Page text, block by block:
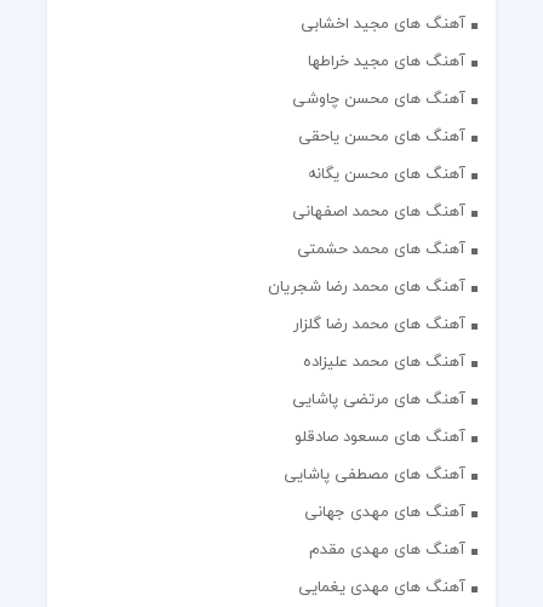
آهنگ های مجید اخشابی
آهنگ های مجید خراطها
آهنگ های محسن چاوشی
آهنگ های محسن یاحقی
آهنگ های محسن یگانه
آهنگ های محمد اصفهانی
آهنگ های محمد حشمتی
آهنگ های محمد رضا شجریان
آهنگ های محمد رضا گلزار
آهنگ های محمد علیزاده
آهنگ های مرتضی پاشایی
آهنگ های مسعود صادقلو
آهنگ های مصطفی پاشایی
آهنگ های مهدی جهانی
آهنگ های مهدی مقدم
آهنگ های مهدی یغمایی